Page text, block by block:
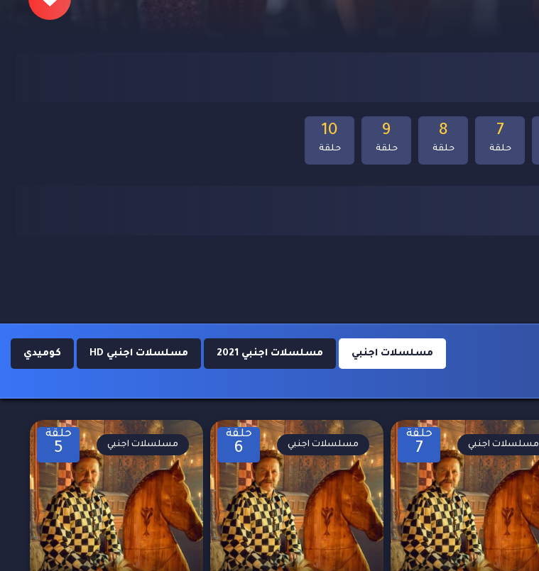
10
حلقة
9
حلقة
8
حلقة
7
حلقة
مسلسلات اجنبي مسلسلات اجنبي 2021 مسلسلات اجنبي HD كوميدي
حلقة
7 مسلسلات اجنبي
حلقة
6 مسلسلات اجنبي
حلقة
5 مسلسلات اجنبي